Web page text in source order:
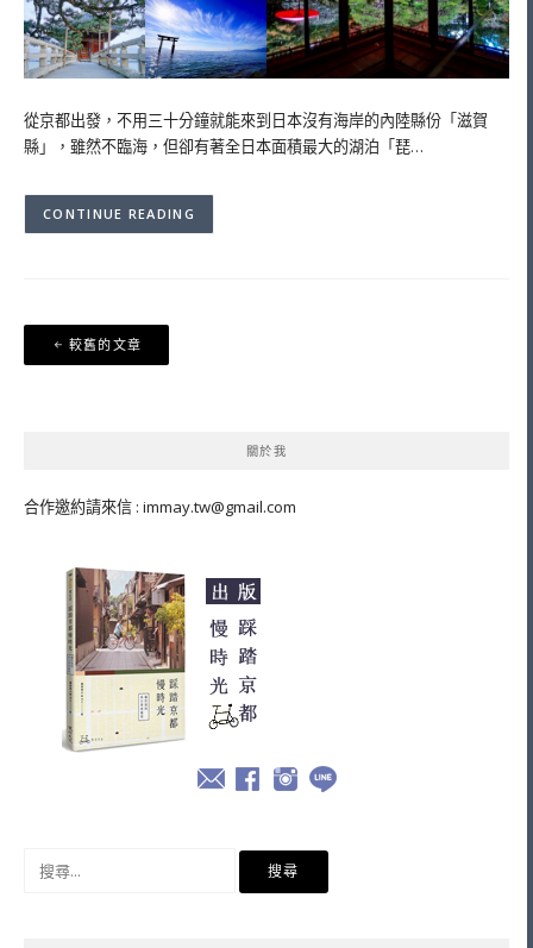
從京都出發，不用三十分鐘就能來到日本沒有海岸的內陸縣份「滋賀
縣」，雖然不臨海，但卻有著全日本面積最大的湖泊「琵…
CONTINUE READING
文
章
較舊的文章
關於我
合作邀約請來信 : immay.tw@gmail.com